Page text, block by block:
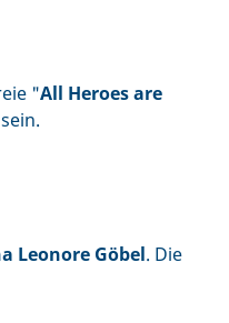
"All Heroes are
Leonore Göbel. Die